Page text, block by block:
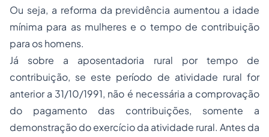
Ou seja, a reforma da previdência aumentou a idade
mínima para as mulheres e o tempo de contribuição
para os homens.
Já sobre a aposentadoria rural por tempo de
contribuição, se este período de atividade rural for
anterior a 31/10/1991, não é necessária a comprovação
do pagamento das contribuições, somente a
demonstração do exercício da atividade rural. Antes da